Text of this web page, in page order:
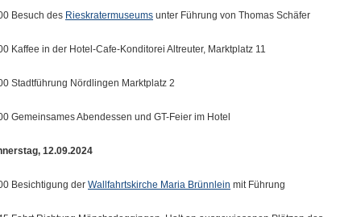
Besuch des Rieskratermuseums unter Führung von Thomas Schäfer
Kaffee in der Hotel-Cafe-Konditorei Altreuter, Marktplatz 11
Stadtführung Nördlingen Marktplatz 2
Gemeinsames Abendessen und GT-Feier im Hotel
12.09.2024
Besichtigung der Wallfahrtskirche Maria Brünnlein mit Führung